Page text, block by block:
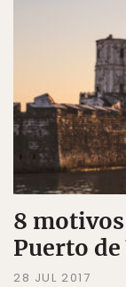
8
Puerto
28 JUL 2017